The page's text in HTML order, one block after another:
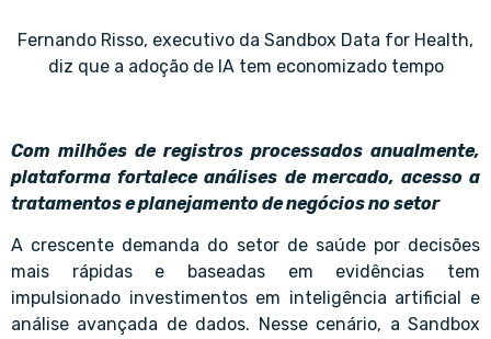
Fernando Risso, executivo da Sandbox Data for Health,
diz que a adoção de IA tem economizado tempo
Com milhões de registros processados anualmente,
plataforma fortalece análises de mercado, acesso a
tratamentos e planejamento de negócios no setor
A crescente demanda do setor de saúde por decisões
mais rápidas e baseadas em evidências tem
impulsionado investimentos em inteligência artificial e
análise avançada de dados. Nesse cenário, a Sandbox